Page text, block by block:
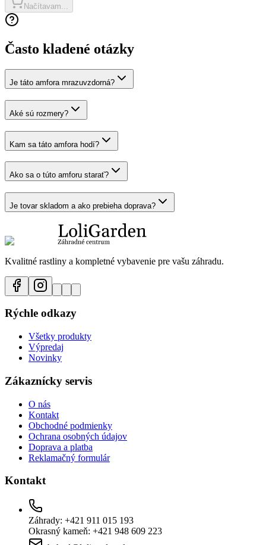
Načítavam...
Často kladené otázky
Je táto amfora mrazuvzdorná?
Aké sú rozmery?
Kam sa táto amfora hodí?
Ako sa o túto amforu starať?
Je tovar skladom a ako prebieha doprava?
Kvalitné rastliny a kompletné vybavenie pre vašu záhradu.
Rýchle odkazy
Všetky produkty
Výpredaj
Novinky
Zákaznícky servis
O nás
Kontakt
Obchodné podmienky
Ochrana osobných údajov
Doprava a platba
Reklamačný formulár
Kontakt
Záhrady: +421 911 015 193
Okrasný kameň: +421 948 609 223